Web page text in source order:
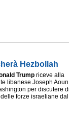
Hezbollah
Trump riceve alla
libanese Joseph
per discutere
forze israeliane dal